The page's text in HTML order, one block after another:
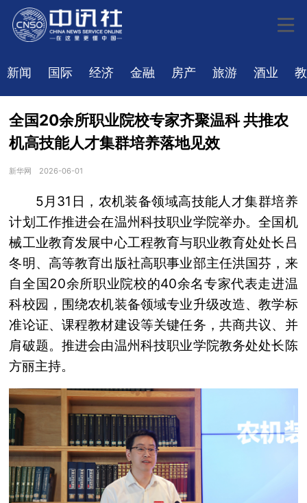
新闻 国际 经济 金融 房产 旅游 酒业
全国20余所职业院校专家齐聚温科 共推农
机高技能人才集群培养落地见效
新华网 2026-06-01
5月31日，农机装备领域高技能人才集群培养
计划工作推进会在温州科技职业学院举办。全国机
械工业教育发展中心工程教育与职业教育处处长吕
冬明、高等教育出版社高职事业部主任洪国芬，来
自全国20余所职业院校的40余名专家代表走进温
科校园，围绕农机装备领域专业升级改造、教学标
准论证、课程教材建设等关键任务，共商共议、并
肩破题。推进会由温州科技职业学院教务处处长陈
方丽主持。